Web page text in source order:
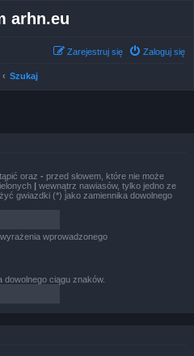
arhn.eu
Zaloguj się
Zarejestruj się
Szukaj
oraz - przed słowem, które nie może
| wewnątrz nawiasów, tylko jedno ze
gwiazdki (*) jako zamiennika dowolnego
wprowadzonego
ciągu znaków.